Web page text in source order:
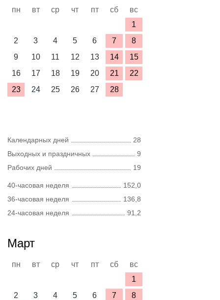
пн вт ср чт пт сб
вс
1
2
3 4 5 6 7
8
9
10 11 12 13 14
15
16
17 18 19 20 21
22
23
24 25 26 27 28
Календарных дней
28
Выходных и праздничных
9
Рабочих дней
19
40-часовая неделя
152,0
36-часовая неделя
136,8
24-часовая неделя
91,2
Март
пн вт ср чт пт сб
вс
1
2
3 4 5 6 7
8